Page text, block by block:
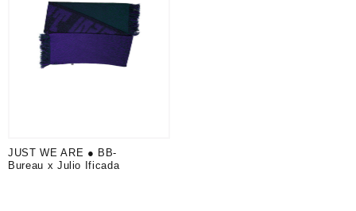
JUST WE ARE ● BB-
Bureau x Julio Ificada